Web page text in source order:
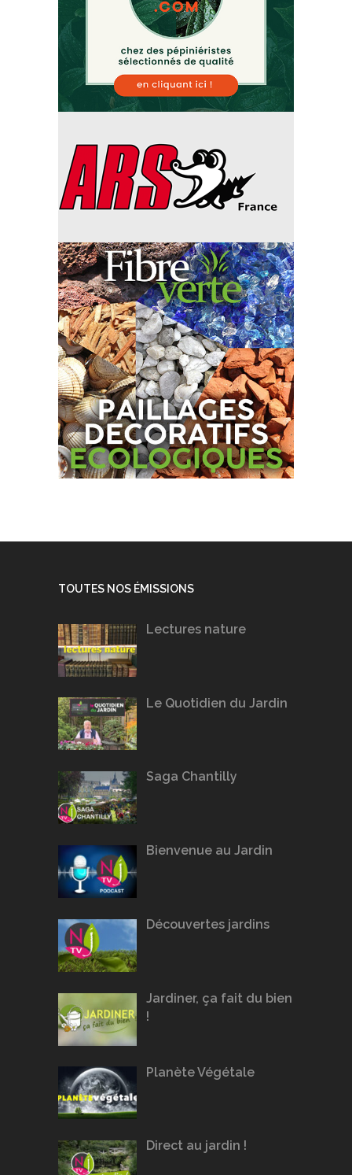
TOUTES NOS ÉMISSIONS
Lectures nature
Le Quotidien du Jardin
Saga Chantilly
Bienvenue au Jardin
Découvertes jardins
Jardiner, ça fait du bien
!
Planète Végétale
Direct au jardin !